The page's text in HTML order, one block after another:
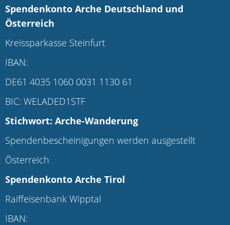
Spendenkonto Arche Deutschland und
Österreich
Kreissparkasse Steinfurt
IBAN:
DE61 4035 1060 0031 1130 61
BIC: WELADED1STF
Stichwort: Arche-Wanderung
Spendenbescheinigungen werden ausgestellt
Österreich
Spendenkonto Arche Tirol
Raiffeisenbank Wipptal
IBAN: